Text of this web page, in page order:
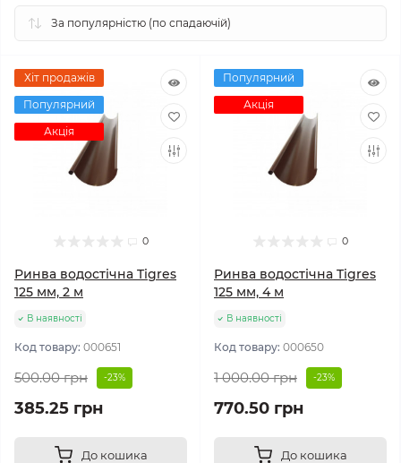
Хіт продажів
Популярний
Акція
0
Ринва водостічна Tigres
125 мм, 2 м
В наявності
Код товару: 000651
500.00 грн -23%
385.25 грн
До кошика
Популярний
Акція
0
Ринва водостічна Tigres
125 мм, 4 м
В наявності
Код товару: 000650
1 000.00 грн -23%
770.50 грн
До кошика